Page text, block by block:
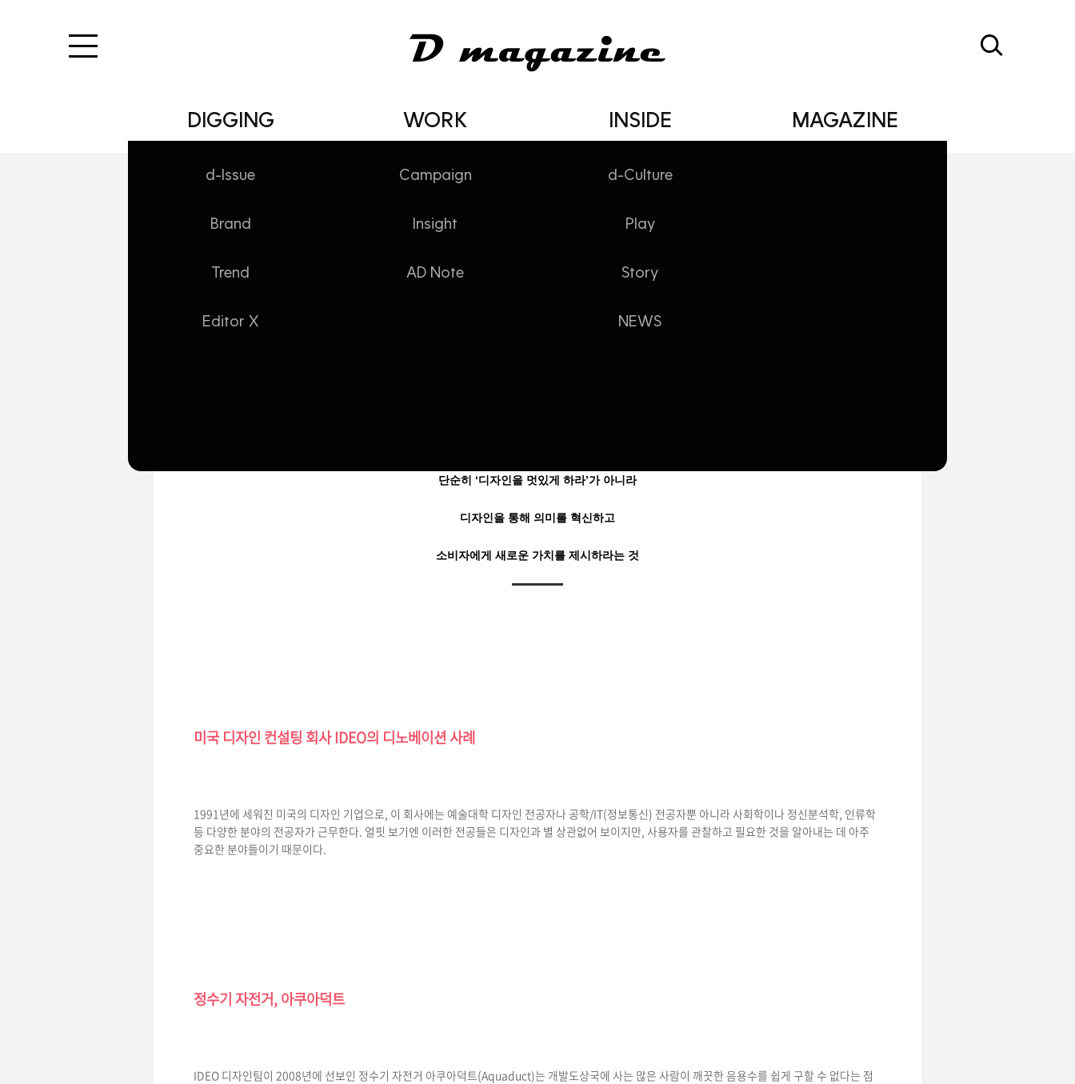
DIGGING
d-Issue
Brand
Trend
Editor X
WORK
Campaign
Insight
AD Note
INSIDE
d-Culture
Play
Story
NEWS
MAGAZINE
WORK/Insight
[TREND SUMMARY] 디노베이션(Denovation)
단순히 ‘디자인을 멋있게 하라’가 아니라
디자인을 통해 의미를 혁신하고
소비자에게 새로운 가치를 제시하라는 것
미국 디자인 컨설팅 회사 IDEO의 디노베이션 사례
1991년에 세워진 미국의 디자인 기업으로, 이 회사에는 예술대학 디자인 전공자나 공학/IT(정보통신) 전공자뿐 아니라 사회학이나 정신분석학, 인류학
등 다양한 분야의 전공자가 근무한다. 얼핏 보기엔 이러한 전공들은 디자인과 별 상관없어 보이지만, 사용자를 관찰하고 필요한 것을 알아내는 데 아주
중요한 분야들이기 때문이다.
정수기 자전거, 아쿠아덕트
IDEO 디자인팀이 2008년에 선보인 정수기 자전거 아쿠아덕트(Aquaduct)는 개발도상국에 사는 많은 사람이 깨끗한 음용수를 쉽게 구할 수 없다는 점